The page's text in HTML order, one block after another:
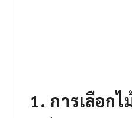
1. การเลือก